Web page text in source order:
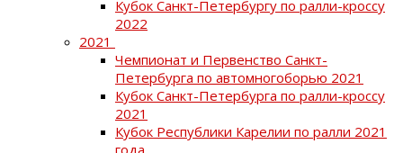
Кубок Санкт-Петербургу по ралли-кроссу
2022
2021
Чемпионат и Первенство Санкт-
Петербурга по автомногоборью 2021
Кубок Санкт-Петербурга по ралли-кроссу
2021
Кубок Республики Карелии по ралли 2021
года